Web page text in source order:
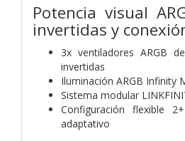
Potencia visual
invertidas y
3x ventiladores ARGB
invertidas
Iluminación ARGB Infinity
Sistema modular
Configuración flexible
adaptativo